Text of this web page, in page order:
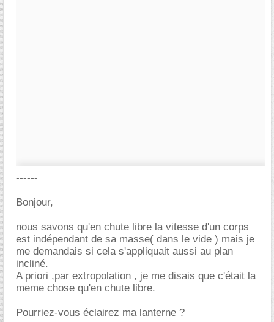
------
Bonjour,
nous savons qu'en chute libre la vitesse d'un corps
est indépendant de sa masse( dans le vide ) mais je
me demandais si cela s'appliquait aussi au plan
incliné.
A priori ,par extropolation , je me disais que c'était la
meme chose qu'en chute libre.
Pourriez-vous éclairez ma lanterne ?